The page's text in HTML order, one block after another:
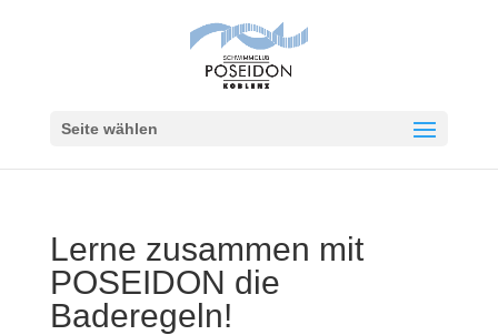
Seite wählen
Lerne zusammen mit
POSEIDON die
Baderegeln!